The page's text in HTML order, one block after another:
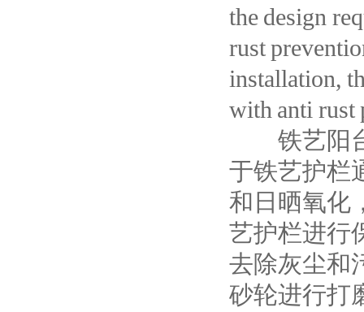
the design
rust
installation,
with anti rust
铁艺阳台
于铁艺护栏
和日晒氧化
艺护栏进行
去除灰尘和
砂轮进行打